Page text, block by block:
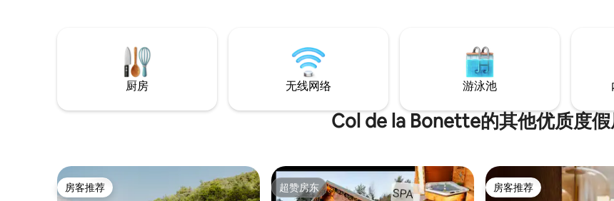
厨房 无线网络 游泳池
Col de la Bonette的其他优质度
房客推荐
房客推荐 超赞房东
超赞房东 房客推荐
房客推荐